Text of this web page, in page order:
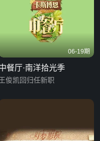
06-19期
餐厅·南洋拾光季
俊凯回归任新职